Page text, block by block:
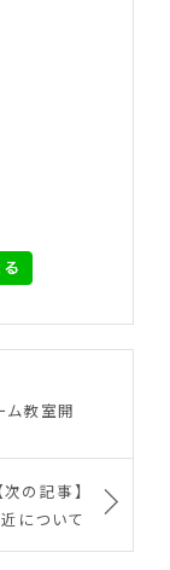
ム教室開
次の記事】
について